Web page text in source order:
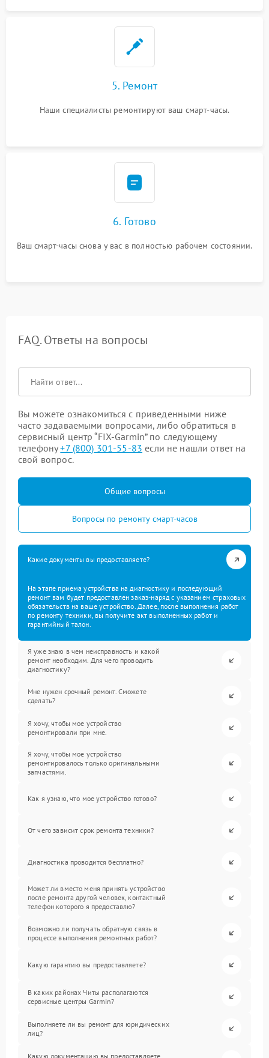
5. Ремонт
Наши специалисты ремонтируют ваш смарт-часы.
6. Готово
Ваш смарт-часы снова у вас в полностью рабочем состоянии.
FAQ. Ответы на вопросы
Вы можете ознакомиться с приведенными ниже
часто задаваемыми вопросами, либо обратиться в
сервисный центр “FIX-Garmin” по следующему
телефону+7 (800) 301-55-83 если не нашли ответ на
свой вопрос.
Общие вопросы
Вопросы по ремонту смарт-часов
Какие документы вы предоставляете?
На этапе приема устройства на диагностику и последующий
ремонт вам будет предоставлен заказ-наряд с указанием страховых
обязательств на ваше устройство. Далее, после выполнения работ
по ремонту техники, вы получите акт выполненных работ и
гарантийный талон.
Я уже знаю в чем неисправность и какой
ремонт необходим. Для чего проводить
диагностику?
Мне нужен срочный ремонт. Сможете
сделать?
Я хочу, чтобы мое устройство
ремонтировали при мне.
Я хочу, чтобы мое устройство
ремонтировалось только оригинальными
запчастями.
Как я узнаю, что мое устройство готово?
От чего зависит срок ремонта техники?
Диагностика проводится бесплатно?
Может ли вместо меня принять устройство
после ремонта другой человек, контактный
телефон которого я предоставлю?
Возможно ли получать обратную связь в
процессе выполнения ремонтных работ?
Какую гарантию вы предоставляете?
В каких районах Читы располагаются
сервисные центры Garmin?
Выполняете ли вы ремонт для юридических
лиц?
Какую документацию вы предоставляете